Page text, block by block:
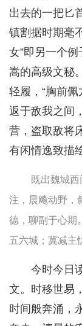
出去的一把匕
镇割据时期毫
女”即另一个
嵩的高级文秘
轻履，“胸前
返于敌我之间
营，盗取敌将
有闲情逸致描
既出魏城
注，晨飚动野，
德，聊副于心期
五六城；冀减主
今时今日
文。时移世易
时间般奔涌，